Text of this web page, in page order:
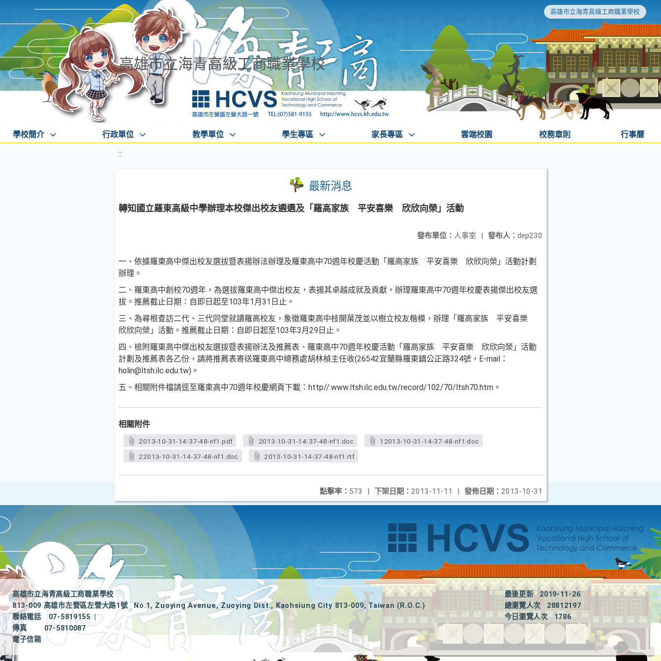
高雄市立海青高級工商職業學校
高雄市立海青高級工商職業學校
學校簡介 行政單位 教學單位 學生專區 家長專區 雲端校園 校務章則 行事曆
:::
最新消息
轉知國立羅東高級中學辦理本校傑出校友遴選及「羅高家族 平安喜樂 欣欣向榮」活動
發布人： dep230
發布單位： 人事室 |
一、依據羅東高中傑出校友選拔暨表揚辦法辦理及羅東高中70週年校慶活動「羅高家族 平安喜樂 欣欣向榮」活動計劃
辦理。
二、 羅東高中創校70週年，為選拔羅東高中傑出校友，表揚其卓越成就及貢獻，辦理羅東高中70週年校慶表揚傑出校友選
拔。推薦截止日期：自即日起至103年1月31日止。
三、為尋根查訪二代、三代同堂就讀羅高校友，象徵羅東高中枝開葉茂並以樹立校友楷模，辦理「羅高家族 平安喜樂
欣欣向榮」活動。推薦截止日期：自即日起至103年3月29 日止。
四、檢附羅東高中傑出校友選拔暨表揚辦法及推薦表、 羅東高中70週年校慶活動「羅高家族 平安喜樂 欣欣向榮」活動
計劃及推薦表各乙份，請將推薦表寄送羅東高中總務處胡林楨主任收(26542宜蘭縣羅東鎮公正路324號，E-mail：
holin@ltsh.ilc.edu.tw)。
五、相關附件檔請逕至羅東高中70週年校慶網頁下載：http//:www.ltsh.ilc.edu.tw/record/102/70/ltsh70.htm。
相關附件
2013-10-31-14-37-48-nf1.pdf 2013-10-31-14-37-48-nf1.doc
12013-10-31-14-37-48-nf1.doc
22013-10-31-14-37-48-nf1.doc
2013-10-31-14-37-48-nf1.rtf
發佈日期： 2013-10-31
下架日期： 2013-11-11 |
點擊率： 573 |
高雄市立海青高級工商職業學校
813-009 高雄市左營區左營大路1號
No.1, Zuoying Avenue, Zuoying Dist., Kaohsiung City 813-009, Taiwan (R.O.C.)
聯絡電話
07-5819155
|
傳真
07-5810087
電子信箱
最後更新
2019-11-26
總瀏覽人次
28812197
今日瀏覽人次
1786